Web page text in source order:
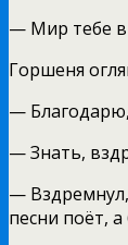
— Мир тебе в
Горшеня
—
— Знать,
— Вздремнул,
песни поёт,